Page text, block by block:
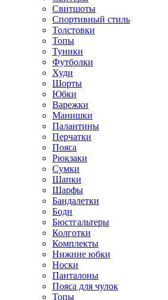
Свитшоты
Спортивный стиль
Толстовки
Топы
Туники
Футболки
Худи
Шорты
Юбки
Варежки
Манишки
Палантины
Перчатки
Пояса
Рюкзаки
Сумки
Шапки
Шарфы
Бандалетки
Боди
Бюстгальтеры
Колготки
Комплекты
Нижние юбки
Носки
Панталоны
Поясa для чулок
Топы